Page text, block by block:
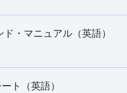
・マニュアル（英語）
ト（英語）